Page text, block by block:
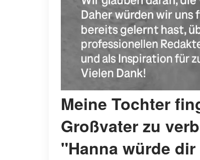
Meine Tochter
Großvater zu
"Hanna würde